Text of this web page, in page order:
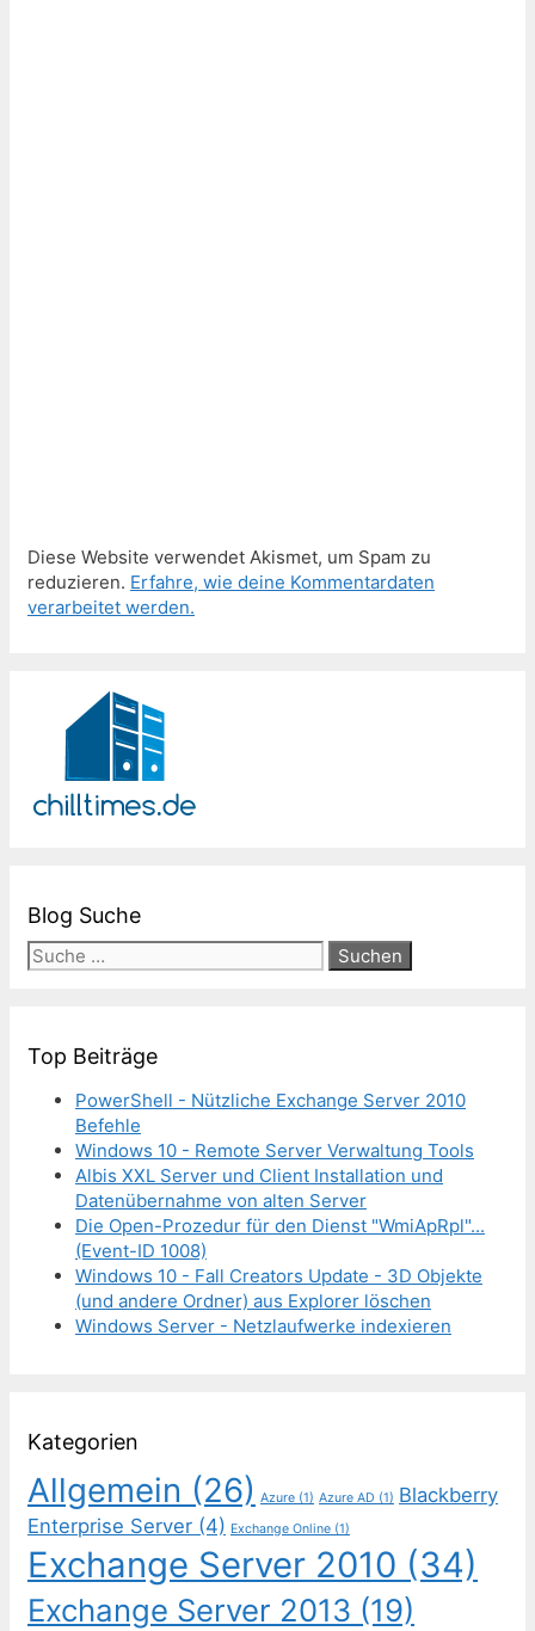
Diese Website verwendet Akismet, um Spam zu
reduzieren. Erfahre, wie deine Kommentardaten
verarbeitet werden.
Blog Suche
Suche
nach:
Top Beiträge
PowerShell - Nützliche Exchange Server 2010
Befehle
Windows 10 - Remote Server Verwaltung Tools
Albis XXL Server und Client Installation und
Datenübernahme von alten Server
Die Open-Prozedur für den Dienst "WmiApRpl"...
(Event-ID 1008)
Windows 10 - Fall Creators Update - 3D Objekte
(und andere Ordner) aus Explorer löschen
Windows Server - Netzlaufwerke indexieren
Kategorien
Allgemein (26) Azure (1) Azure AD (1) Blackberry
Enterprise Server (4) Exchange Online (1)
Exchange Server 2010 (34)
Exchange Server 2013 (19)